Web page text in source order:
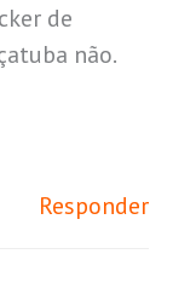
de
não.
Responder